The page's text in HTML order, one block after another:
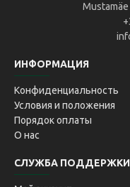
ИНФОРМАЦИЯ
Конфиденциальность
Условия и положения
Порядок оплаты
О нас
СЛУЖБА ПОДДЕРЖКИ